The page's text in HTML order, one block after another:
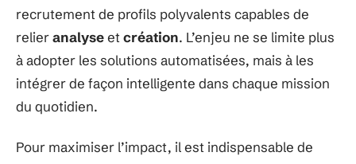
recrutement de profils polyvalents capables de
relieranalyseet création. L’enjeu ne se limite plus
à adopter les solutions automatisées, mais à les
intégrer de façon intelligente dans chaque mission
du quotidien.
Pour maximiser l’impact, il est indispensable de